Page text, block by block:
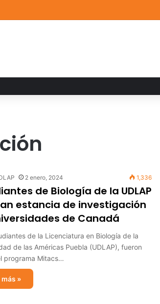
su acervo con nuevas obras de artistas
2 enero, 2024 1,336
de Biología de la UDLAP
estancia de investigación
de Canadá
de la Licenciatura en Biología de la
de las Américas Puebla (UDLAP), fueron
programa Mitacs…
más »